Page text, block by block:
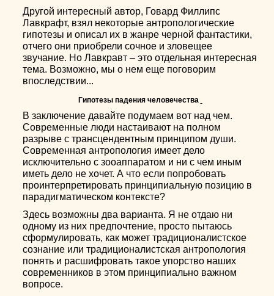
Другой интересный автор, Говард Филлипс
Лавкрафт, взял некоторые антропологические
гипотезы и описал их в жанре черной фантастики,
отчего они приобрели сочное и зловещее
звучание. Но Лавкравт – это отдельная интересная
тема. Возможно, мы о нем еще поговорим
впоследствии...
Гипотезы падения человечества
В заключение давайте подумаем вот над чем.
Современные люди настаивают на полном
разрыве с трансцендентным принципом души.
Современная антропология имеет дело
исключительно с зооаппаратом и ни с чем иным
иметь дело не хочет. А что если попробовать
проинтерпретировать принципиальную позицию в
парадигматическом контексте?
Здесь возможны два варианта. Я не отдаю ни
одному из них предпочтение, просто пытаюсь
сформулировать, как может традиционалистское
сознание или традиционалистская антропология
понять и расшифровать такое упорство наших
современников в этом принципиально важном
вопросе.